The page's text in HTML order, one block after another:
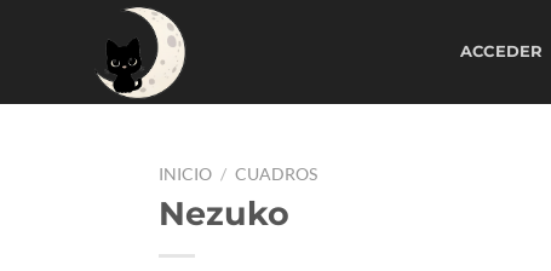
ACCEDER
INICIO / CUADROS
Nezuko